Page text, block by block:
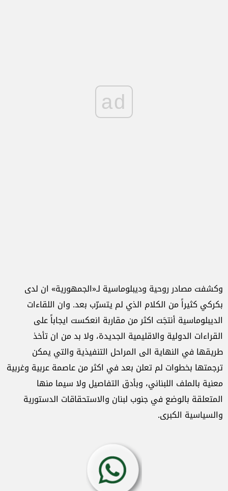
ad
وكشفت مصادر روحية وديبلوماسية لـ«الجمهورية» ان لدى
بكركي كثيراً من الكلام الذي لم يتسرّب بعد. وان اللقاءات
الديبلوماسية أنتجَت اكثر من مقاربة انعكست ايجاباً على
القراءات الدولية والاقليمية الجديدة، ولا بد من ان تأخذ
طريقها في النهاية الى المراحل التنفيذية والتي يمكن
ترجمتها بخطوات لم تعلن بعد في اكثر من عاصمة عربية وغربية
معنية بالملف اللبناني، وبأدق التفاصيل ولا سيما منها
المتعلقة بالوضع في جنوب لبنان والاستحقاقات الدستورية
والسياسية الكبرى.